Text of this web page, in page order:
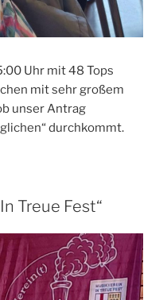
Uhr mit 48 Tops
mit sehr großem
unser Antrag
durchkommt.
Treue Fest“